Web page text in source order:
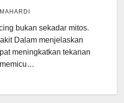
bukan sekadar mitos.
Dalam menjelaskan
meningkatkan tekanan